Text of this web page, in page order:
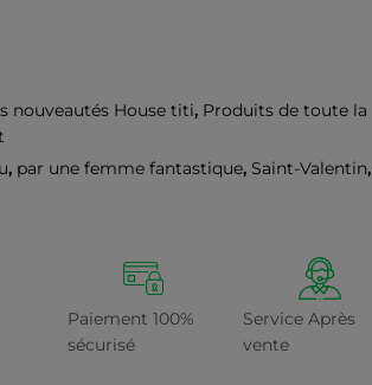
nouveautés House titi, Produits de toute la
, par une femme fantastique, Saint-Valentin,
Paiement 100%
sécurisé
Service Après
vente